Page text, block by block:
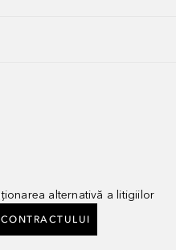
alternativă a litigiilor